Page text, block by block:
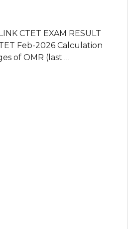
CTET EXAM RESULT
Feb-2026 Calculation
of OMR (last …